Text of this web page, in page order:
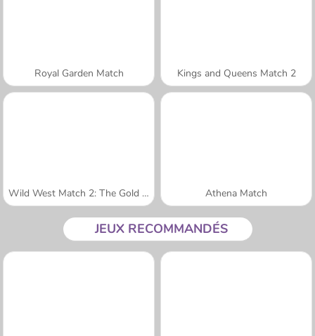
Royal Garden Match Kings and Queens Match 2
Wild West Match 2: The Gold Rush Athena Match
JEUX RECOMMANDÉS